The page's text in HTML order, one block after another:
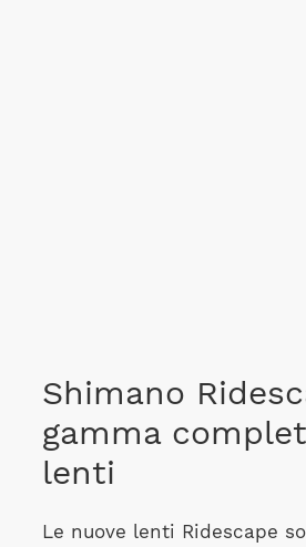
Shimano
gamma
lenti
Le nuove lenti Ridescape